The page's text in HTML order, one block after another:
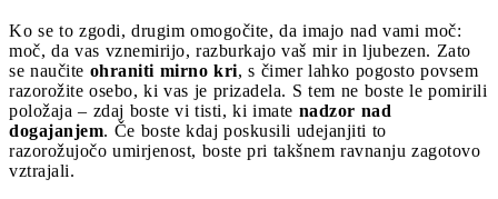
Ko se to zgodi, drugim omogočite, da imajo nad vami moč:
moč, da vas vznemirijo, razburkajo vaš mir in ljubezen. Zato
se naučite ohraniti mirno kri, s čimer lahko pogosto povsem
razorožite osebo, ki vas je prizadela. S tem ne boste le pomirili
položaja – zdaj boste vi tisti, ki imate nadzor nad
dogajanjem. Če boste kdaj poskusili udejanjiti to
razorožujočo umirjenost, boste pri takšnem ravnanju zagotovo
vztrajali.